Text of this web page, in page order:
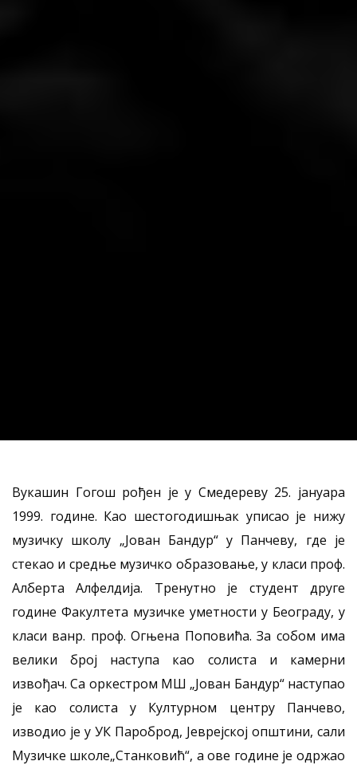
Вукашин Гогош рођен је у Смедереву 25. јануара
1999. године. Као шестогодишњак уписао је нижу
музичку школу „Јован Бандур“ у Панчеву, где је
стекао и средње музичко образовање, у класи проф.
Алберта Алфелдија. Тренутно је студент друге
године Факултета музичке уметности у Београду, у
класи ванр. проф. Огњена Поповића. За собом има
велики број наступа као солиста и камерни
извођач. Са оркестром МШ „Јован Бандур“ наступао
је као солиста у Културном центру Панчево,
изводио је у УК Пароброд, Јеврејској општини, сали
Музичке школе„Станковић“, а ове године је одржао